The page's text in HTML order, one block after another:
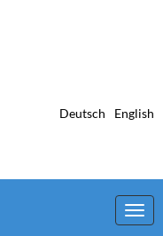
Deutsch English